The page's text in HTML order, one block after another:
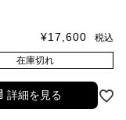
¥17,600 税込
在庫切れ
詳細を見る